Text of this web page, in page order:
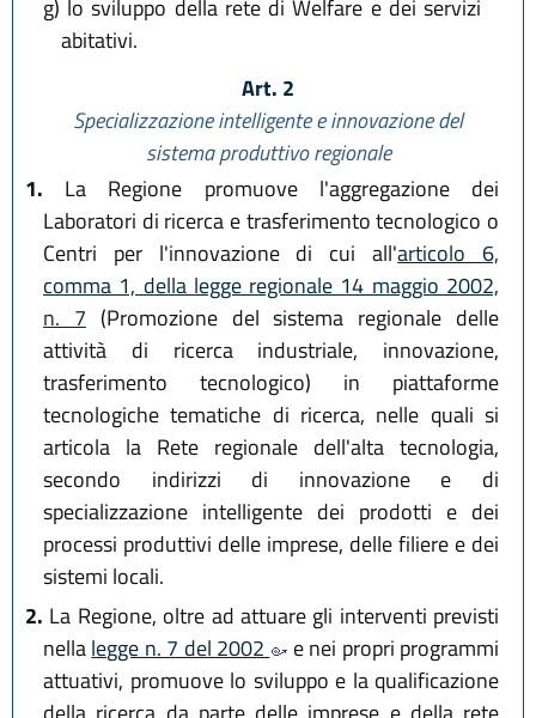
g) lo sviluppo della rete di Welfare e dei servizi
abitativi.
Art. 2
Specializzazione intelligente e innovazione del
sistema produttivo regionale
1. La Regione promuove l'aggregazione dei
Laboratori di ricerca e trasferimento tecnologico o
Centri per l'innovazione di cui all'articolo 6,
comma 1, della legge regionale 14 maggio 2002,
n. 7 (Promozione del sistema regionale delle
attività di ricerca industriale, innovazione,
trasferimento tecnologico) in piattaforme
tecnologiche tematiche di ricerca, nelle quali si
articola la Rete regionale dell'alta tecnologia,
secondo indirizzi di innovazione e di
specializzazione intelligente dei prodotti e dei
processi produttivi delle imprese, delle filiere e dei
sistemi locali.
2. La Regione, oltre ad attuare gli interventi previsti
nellalegge n. 7 del 2002
e nei propri programmi
attuativi, promuove lo sviluppo e la qualificazione